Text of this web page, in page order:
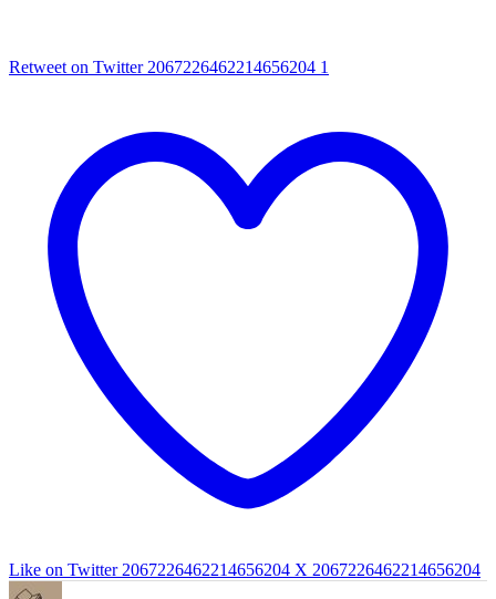
Retweet on Twitter 2067226462214656204 1
Like on Twitter 2067226462214656204 X 2067226462214656204